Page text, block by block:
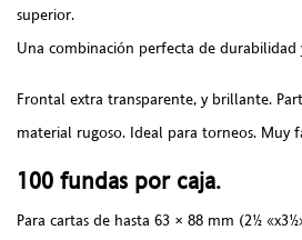
superior.
Una combinación perfecta de durabilidad
Frontal extra transparente, y brillante.
material rugoso. Ideal para torneos. Muy
100 fundas por caja.
Para cartas de hasta 63 × 88 mm (2½